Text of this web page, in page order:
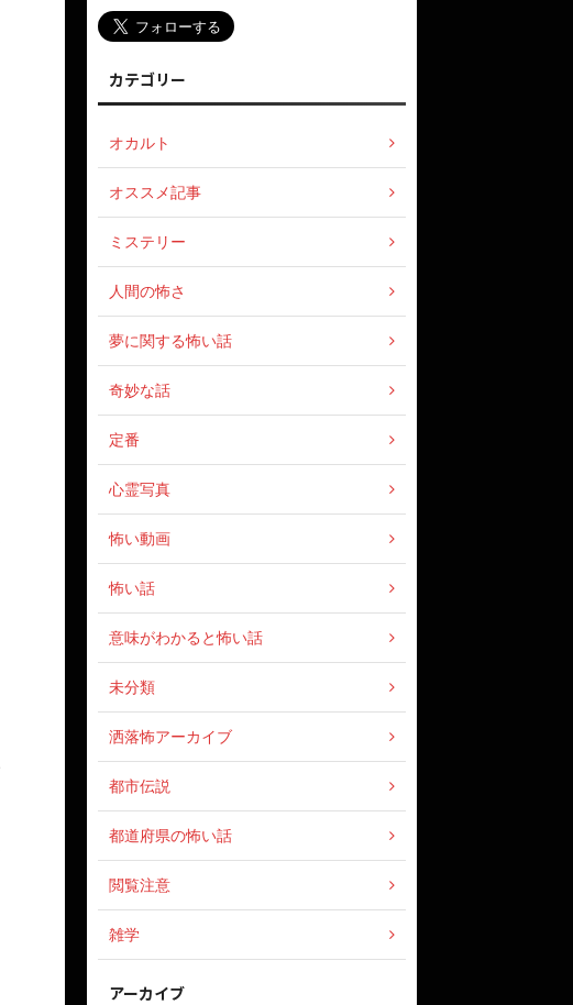
カテゴリー
オカルト
オススメ記事
ミステリー
人間の怖さ
夢に関する怖い話
奇妙な話
定番
心霊写真
怖い動画
怖い話
意味がわかると怖い話
未分類
洒落怖アーカイブ
都市伝説
都道府県の怖い話
閲覧注意
雑学
アーカイブ